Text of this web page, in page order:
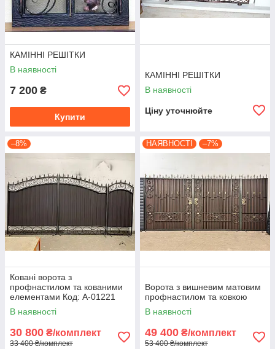
КАМІННІ РЕШІТКИ
В наявності
7 200 ₴
Купити
КАМІННІ РЕШІТКИ
В наявності
Ціну уточнюйте
–8%
Ковані ворота з
профнастилом та кованими
елементами Код: А-01221
В наявності
30 800 ₴/комплект
33 400 ₴/комплект
НАЯВНОСТІ –7%
Ворота з вишневим матовим
профнастилом та ковкою
В наявності
49 400 ₴/комплект
53 400 ₴/комплект